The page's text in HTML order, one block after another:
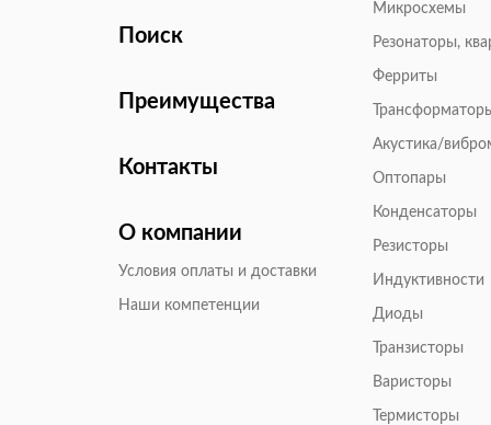
Поиск
Преимущества
Контакты
О компании
Условия оплаты и доставки
Наши компетенции
Микросхемы
Резонаторы,
Ферриты
Акустика/
Оптопары
Конденсаторы
Резисторы
Индуктивности
Диоды
Транзисторы
Варисторы
Термисторы